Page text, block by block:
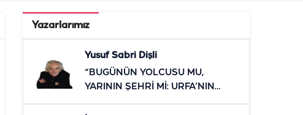
Yazarlarımız
Yusuf Sabri Dişli
“BUGÜNÜN YOLCUSU MU,
YARININ ŞEHRİ Mİ: URFA’NIN